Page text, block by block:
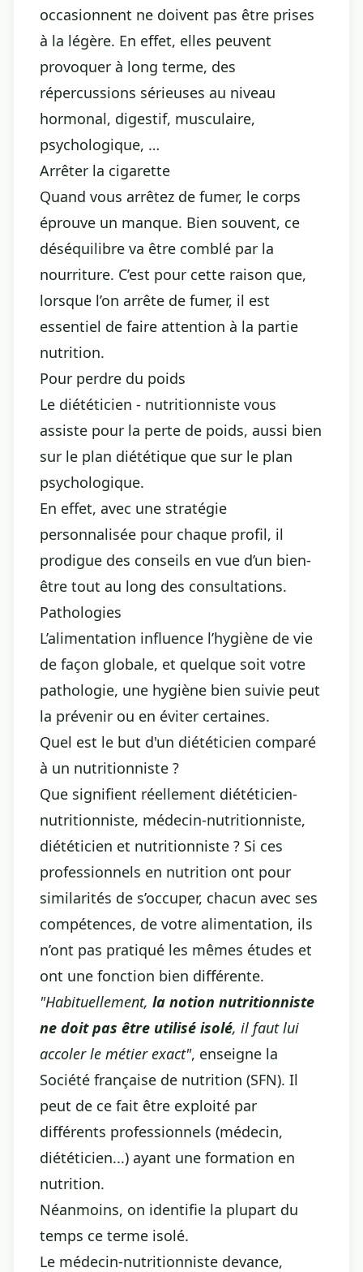
occasionnent ne doivent pas être prises
à la légère. En effet, elles peuvent
provoquer à long terme, des
répercussions sérieuses au niveau
hormonal, digestif, musculaire,
psychologique, …
Arrêter la cigarette
Quand vous arrêtez de fumer, le corps
éprouve un manque. Bien souvent, ce
déséquilibre va être comblé par la
nourriture. C’est pour cette raison que,
lorsque l’on arrête de fumer, il est
essentiel de faire attention à la partie
nutrition.
Pour perdre du poids
Le diététicien - nutritionniste vous
assiste pour la perte de poids, aussi bien
sur le plan diététique que sur le plan
psychologique.
En effet, avec une stratégie
personnalisée pour chaque profil, il
prodigue des conseils en vue d’un bien-
être tout au long des consultations.
Pathologies
L’alimentation influence l’hygiène de vie
de façon globale, et quelque soit votre
pathologie, une hygiène bien suivie peut
la prévenir ou en éviter certaines.
Quel est le but d'un diététicien comparé
à un nutritionniste ?
Que signifient réellement diététicien-
nutritionniste, médecin-nutritionniste,
diététicien et nutritionniste ? Si ces
professionnels en nutrition ont pour
similarités de s’occuper, chacun avec ses
compétences, de votre alimentation, ils
n’ont pas pratiqué les mêmes études et
ont une fonction bien différente.
"Habituellement, la notion nutritionniste
ne doit pas être utilisé isolé, il faut lui
accoler le métier exact", enseigne la
Société française de nutrition (SFN). Il
peut de ce fait être exploité par
différents professionnels (médecin,
diététicien...) ayant une formation en
nutrition.
Néanmoins, on identifie la plupart du
temps ce terme isolé.
Le médecin-nutritionniste devance,